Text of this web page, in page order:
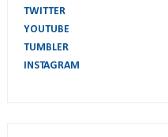
TWITTER
YOUTUBE
TUMBLER
INSTAGRAM